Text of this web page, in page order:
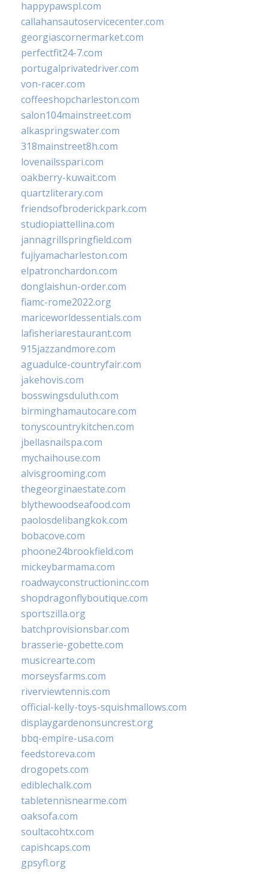
happypawspl.com
callahansautoservicecenter.com
georgiascornermarket.com
perfectfit24-7.com
portugalprivatedriver.com
von-racer.com
coffeeshopcharleston.com
salon104mainstreet.com
alkaspringswater.com
318mainstreet8h.com
lovenailsspari.com
oakberry-kuwait.com
quartzliterary.com
friendsofbroderickpark.com
studiopiattellina.com
jannagrillspringfield.com
fujiyamacharleston.com
elpatronchardon.com
donglaishun-order.com
fiamc-rome2022.org
mariceworldessentials.com
lafisheriarestaurant.com
915jazzandmore.com
aguadulce-countryfair.com
jakehovis.com
bosswingsduluth.com
birminghamautocare.com
tonyscountrykitchen.com
jbellasnailspa.com
mychaihouse.com
alvisgrooming.com
thegeorginaestate.com
blythewoodseafood.com
paolosdelibangkok.com
bobacove.com
phoone24brookfield.com
mickeybarmama.com
roadwayconstructioninc.com
shopdragonflyboutique.com
sportszilla.org
batchprovisionsbar.com
brasserie-gobette.com
musicrearte.com
morseysfarms.com
riverviewtennis.com
official-kelly-toys-squishmallows.com
displaygardenonsuncrest.org
bbq-empire-usa.com
feedstoreva.com
drogopets.com
ediblechalk.com
tabletennisnearme.com
oaksofa.com
soultacohtx.com
capishcaps.com
gpsyfl.org